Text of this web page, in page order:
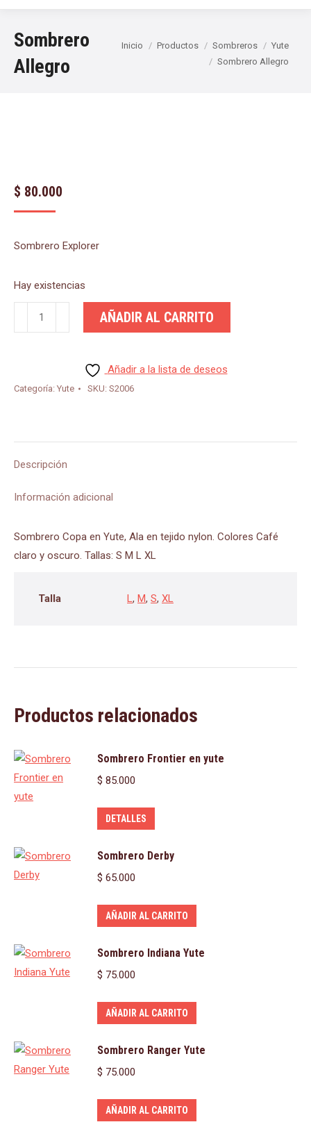
Sombrero
Allegro
Estás aquí:
Inicio Productos Sombreros
Yute
Sombrero Allegro
$ 80.000
Sombrero Explorer
Hay existencias
Sombrero
Allegro
AÑADIR AL CARRITO
Añadir a la lista de deseos
Categoría: Yute SKU: S2006
Descripción
Información adicional
Sombrero Copa en Yute, Ala en tejido nylon. Colores Café
claro y oscuro. Tallas: S M L XL
Talla L, M, S, XL
Productos relacionados
Sombrero Frontier en yute
$ 85.000
DETALLES
Sombrero Derby
$ 65.000
AÑADIR AL CARRITO
Sombrero Indiana Yute
$ 75.000
AÑADIR AL CARRITO
Sombrero Ranger Yute
$ 75.000
AÑADIR AL CARRITO